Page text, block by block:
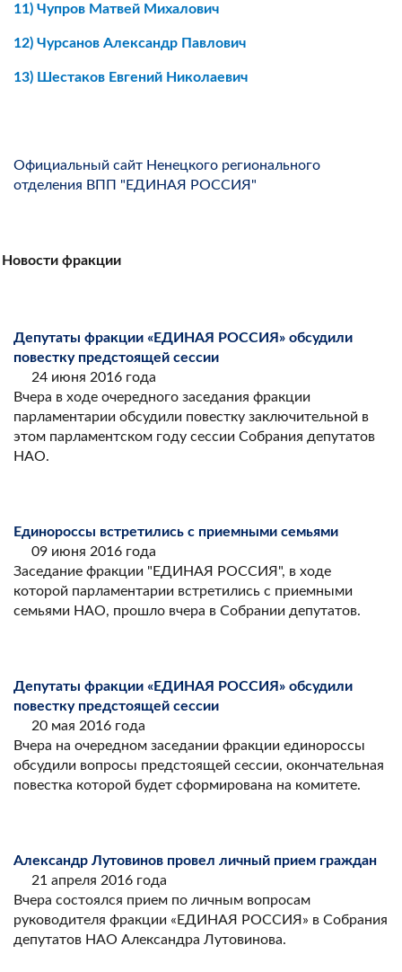
11) Чупров Матвей Михалович
12) Чурсанов Александр Павлович
13) Шестаков Евгений Николаевич
Официальный сайт Ненецкого регионального
отделения ВПП "ЕДИНАЯ РОССИЯ"
Новости фракции
Депутаты фракции «ЕДИНАЯ РОССИЯ» обсудили
повестку предстоящей сессии
24 июня 2016 года
Вчера в ходе очередного заседания фракции
парламентарии обсудили повестку заключительной в
этом парламентском году сессии Собрания депутатов
НАО.
Единороссы встретились с приемными семьями
09 июня 2016 года
Заседание фракции "ЕДИНАЯ РОССИЯ", в ходе
которой парламентарии встретились с приемными
семьями НАО, прошло вчера в Собрании депутатов.
Депутаты фракции «ЕДИНАЯ РОССИЯ» обсудили
повестку предстоящей сессии
20 мая 2016 года
Вчера на очередном заседании фракции единороссы
обсудили вопросы предстоящей сессии, окончательная
повестка которой будет сформирована на комитете.
Александр Лутовинов провел личный прием граждан
21 апреля 2016 года
Вчера состоялся прием по личным вопросам
руководителя фракции «ЕДИНАЯ РОССИЯ» в Собрания
депутатов НАО Александра Лутовинова.